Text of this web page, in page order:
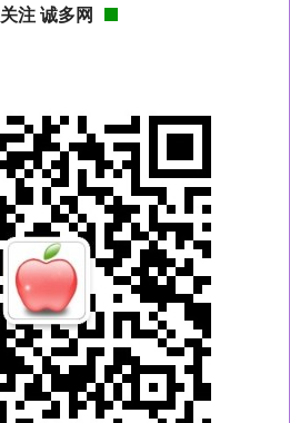
关注 诚多网